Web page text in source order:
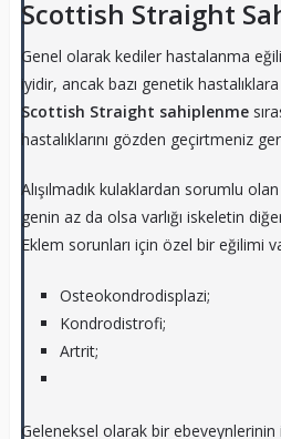
Scottish Straight
Genel olarak kediler hastalanma
iyidir, ancak bazı genetik
Scottish Straight sahiplenme
hastalıklarını gözden geçirtmeniz
Alışılmadık kulaklardan sorumlu
genin az da olsa varlığı iskeletin
Eklem sorunları için özel bir eğilimi
Osteokondrodisplazi;
Kondrodistrofi;
Artrit;
Geleneksel olarak bir ebeveynlerinin